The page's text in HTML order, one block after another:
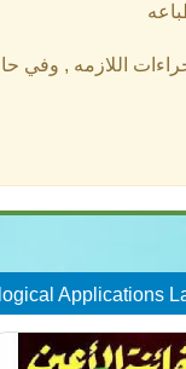
اللازمه , وفي